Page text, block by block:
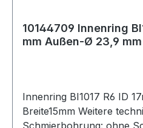
10144709 Innenring
mm Außen-Ø 23,9
Innenring BI1017 R6 ID
Breite15mm Weitere
Schmierbohrung: ohne